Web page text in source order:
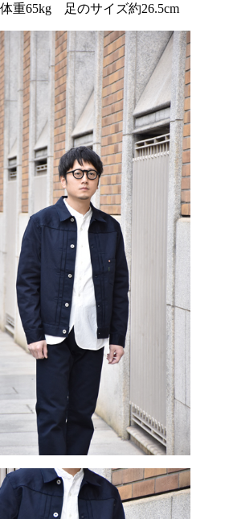
重65kg 足のサイズ約26.5cm